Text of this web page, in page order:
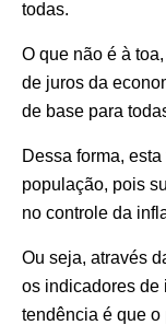
todas.
O que não é à
de juros da
de base para
Dessa forma,
população, pois
no controle da
Ou seja, através
os indicadores de
tendência é que o